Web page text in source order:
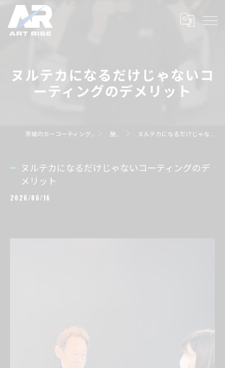
ヌルテカになるだけじゃないコ
ーティングのデメリット
施工事例 ヌルテカになるだけじゃないコーティングのデメリット
ヌルテカになるだけじゃないコーティングのデ
メリット
2026/06/16